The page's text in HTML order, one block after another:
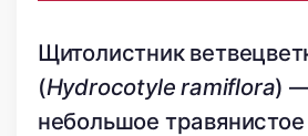
Щитолистник
(Hydrocotyle ramiflora)
небольшое